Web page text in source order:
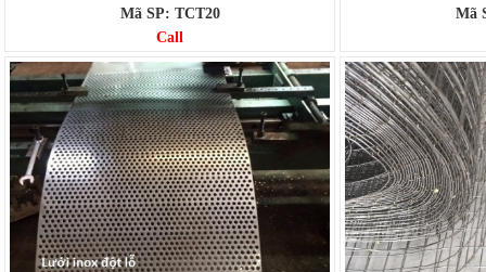
Mã SP: TCT20
Call
Mã